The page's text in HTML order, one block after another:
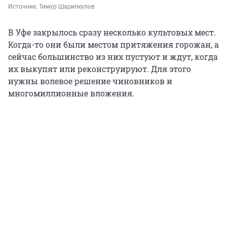
Источник: Тимур Шарипкулов
В Уфе закрылось сразу несколько культовых мест.
Когда-то они были местом притяжения горожан, а
сейчас большинство из них пустуют и ждут, когда
их выкупят или реконструируют. Для этого
нужны волевое решение чиновников и
многомиллионные вложения.